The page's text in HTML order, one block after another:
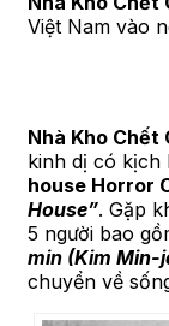
Việt Nam vào
Nhà Kho Chết
kinh dị có kịch
house Horror
House”. Gặp
5 người bao
min (Kim Min-
chuyển về